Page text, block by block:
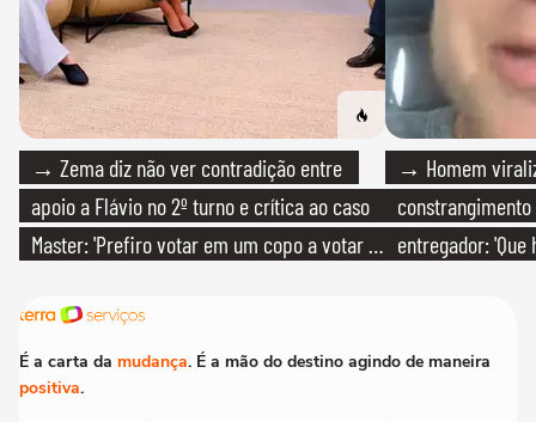
→ Zema diz não ver contradição entre
apoio a Flávio no 2º turno e crítica ao caso
Master: 'Prefiro votar em um copo a votar no
→ Homem
entregador: 'Que
É a carta da mudança. É a mão do destino agindo de maneira
positiva.